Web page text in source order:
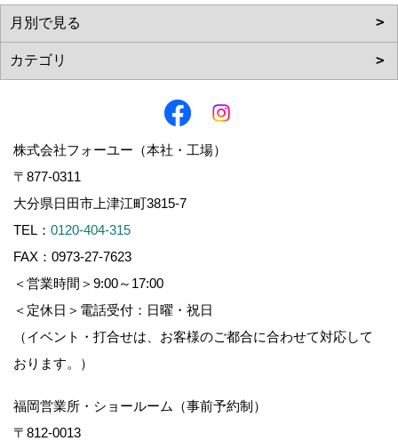
株式会社フォーユー（本社・工場）
〒877-0311
大分県日田市上津江町3815-7
TEL： 0120-404-315
FAX：0973-27-7623
＜営業時間＞9:00～17:00
＜定休日＞電話受付：日曜・祝日
（イベント・打合せは、お客様のご都合に合わせて対応して
おります。）
福岡営業所・ショールーム（事前予約制）
〒812-0013